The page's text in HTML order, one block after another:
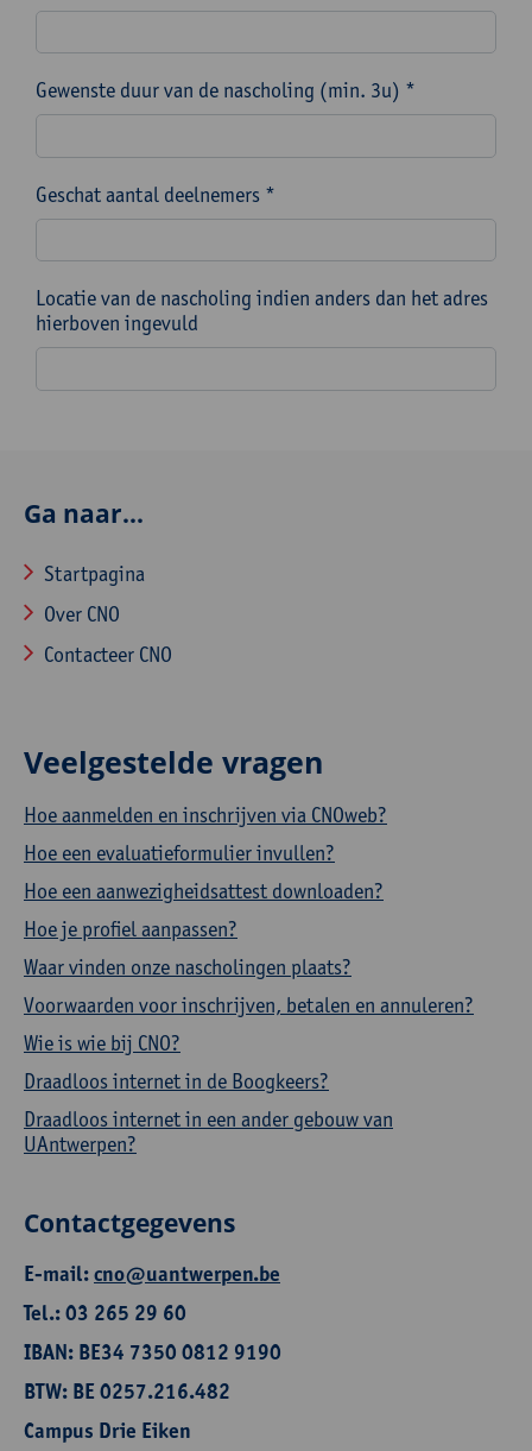
Gewenste duur van de nascholing (min. 3u) *
Geschat aantal deelnemers *
Locatie van de nascholing indien anders dan het adres
hierboven ingevuld
Ga naar...
Startpagina
Over CNO
Contacteer CNO
Veelgestelde vragen
Hoe aanmelden en inschrijven via CNOweb?
Hoe een evaluatieformulier invullen?
Hoe een aanwezigheidsattest downloaden?
Hoe je profiel aanpassen?
Waar vinden onze nascholingen plaats?
Voorwaarden voor inschrijven, betalen en annuleren?
Wie is wie bij CNO?
Draadloos internet in de Boogkeers?
Draadloos internet in een ander gebouw van
UAntwerpen?
Contactgegevens
E-mail:cno@uantwerpen.be
Tel.: 03 265 29 60
IBAN: BE34 7350 0812 9190
BTW: BE 0257.216.482
Campus Drie Eiken